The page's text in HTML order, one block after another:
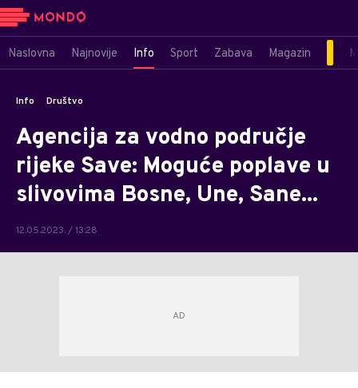
Naslovna Najnovije Info Sport Zabava Magazin
Info Društvo
Agencija za vodno područje
rijeke Save: Moguće poplave u
slivovima Bosne, Une, Sane...
12.05.2023. / 13:28